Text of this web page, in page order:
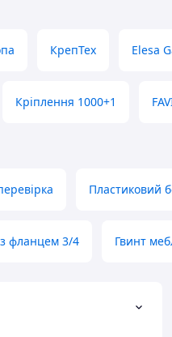
КрепТех Elesa
Кріплення 1000+1
Пластиковий
фланцем 3/4 Гвинт